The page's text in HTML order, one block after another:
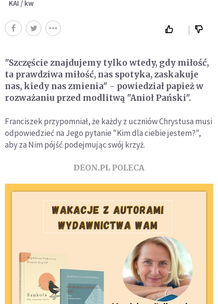
KAI / kw
"Szczęście znajdujemy tylko wtedy, gdy miłość,
ta prawdziwa miłość, nas spotyka, zaskakuje
nas, kiedy nas zmienia" - powiedział papież w
rozważaniu przed modlitwą "Anioł Pański".
Franciszek przypomniał, że każdy z uczniów Chrystusa musi
odpowiedzieć na Jego pytanie "Kim dla ciebie jestem?",
aby za Nim pójść podejmując swój krzyż.
DEON.PL POLECA